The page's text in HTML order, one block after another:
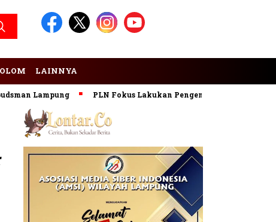
LAINNYA
Lampung PLN Fokus Lakukan Pengembangan Pembangkit EBT